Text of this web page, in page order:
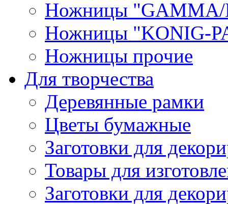
Ножницы "GAMMA/
Ножницы "KONIG-
Ножницы прочие
Для творчества
Деревянные рамки
Цветы бумажные
Заготовки для
Товары для
Заготовки для